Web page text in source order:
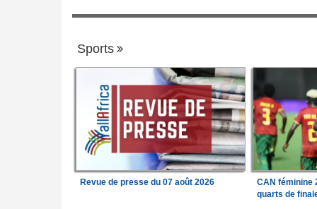
Sports
Revue de presse du 07 août 2026
CAN féminine
quarts de